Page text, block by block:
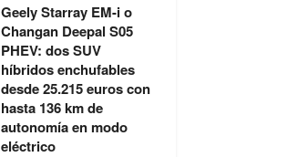
Geely Starray EM-i o
Changan Deepal S05
PHEV: dos SUV
híbridos enchufables
desde 25.215 euros con
hasta 136 km de
autonomía en modo
eléctrico